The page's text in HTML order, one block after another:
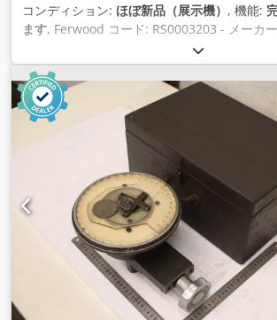
コンディション: ほぼ新品（展示機） , 機能:
ます, Ferwood コード: RS0003203 - メーカ
532140159 - 状態: 新品同様 (展示品) - 機能:
マシン: CNC HOMAG - WEEKE - BIESSE -
- ご興味があれば、オーバーホール サービス
ので、お問い合わせください。 Cjdpjv